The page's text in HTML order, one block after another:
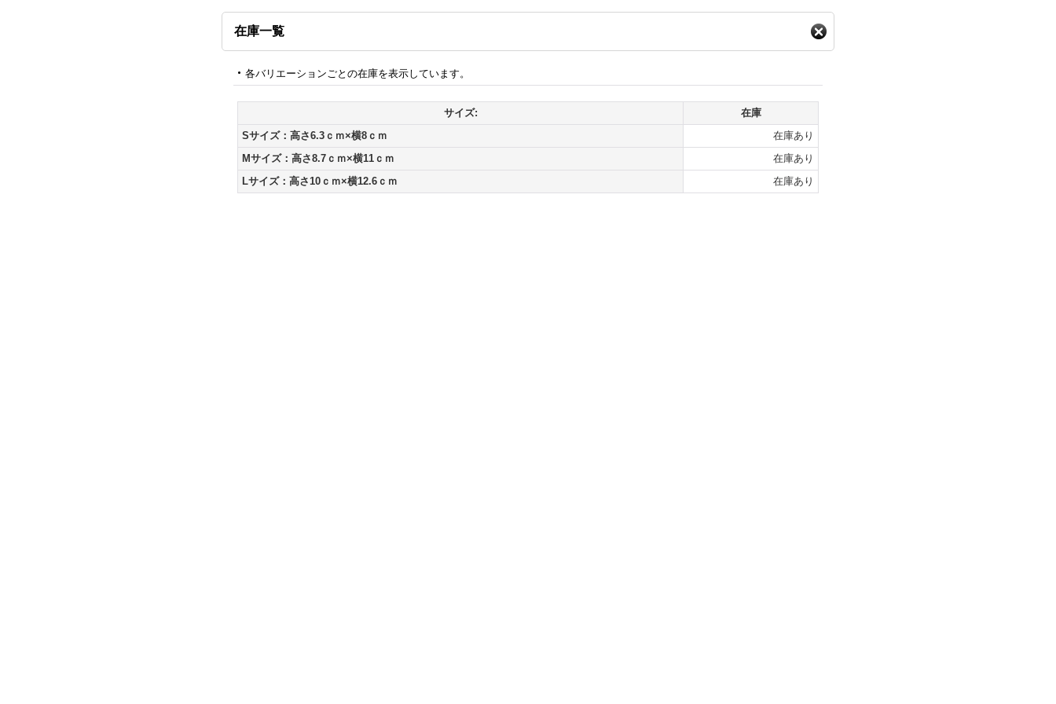
在庫一覧
各バリエーションごとの在庫を表示しています。
サイズ:
在庫
Sサイズ：高さ6.3ｃｍ×横8ｃｍ
在庫あり
Mサイズ：高さ8.7ｃｍ×横11ｃｍ
在庫あり
Lサイズ：高さ10ｃｍ×横12.6ｃｍ
在庫あり